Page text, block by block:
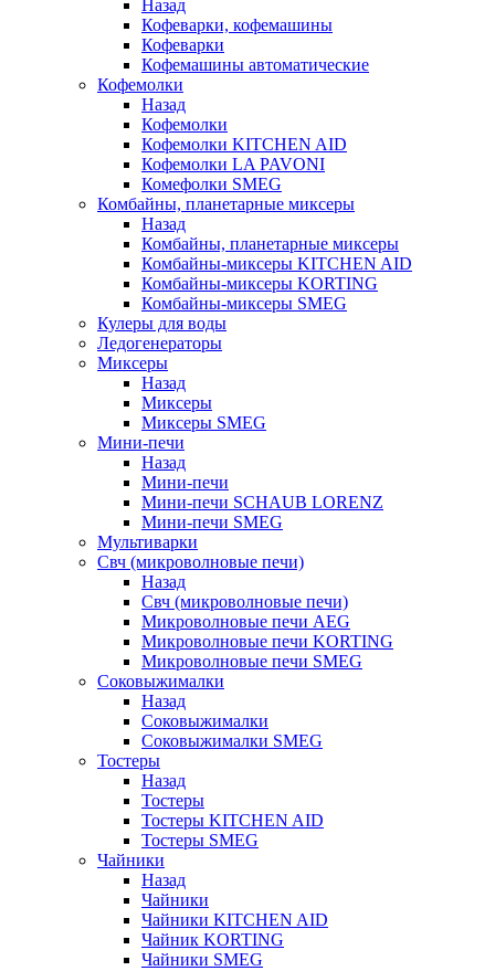
Назад
Кофеварки, кофемашины
Кофеварки
Кофемашины автоматические
Кофемолки
Назад
Кофемолки
Кофемолки KITCHEN AID
Кофемолки LA PAVONI
Комефолки SMEG
Комбайны, планетарные миксеры
Назад
Комбайны, планетарные миксеры
Комбайны-миксеры KITCHEN AID
Комбайны-миксеры KORTING
Комбайны-миксеры SMEG
Кулеры для воды
Ледогенераторы
Миксеры
Назад
Миксеры
Миксеры SMEG
Мини-печи
Назад
Мини-печи
Мини-печи SCHAUB LORENZ
Мини-печи SMEG
Мультиварки
Свч (микроволновые печи)
Назад
Свч (микроволновые печи)
Микроволновые печи AEG
Микроволновые печи KORTING
Микроволновые печи SMEG
Соковыжималки
Назад
Соковыжималки
Соковыжималки SMEG
Тостеры
Назад
Тостеры
Тостеры KITCHEN AID
Тостеры SMEG
Чайники
Назад
Чайники
Чайники KITCHEN AID
Чайник KORTING
Чайники SMEG